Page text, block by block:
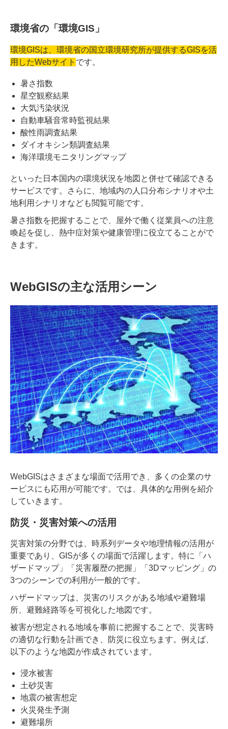
環境省の「環境GIS」
環境GISは、環境省の国立環境研究所が提供するGISを活
用したWebサイト です。
暑さ指数
星空観察結果
大気汚染状況
自動車騒音常時監視結果
酸性雨調査結果
ダイオキシン類調査結果
海洋環境モニタリングマップ
といった日本国内の環境状況を地図と併せて確認できる
サービスです。さらに、地域内の人口分布シナリオや土
地利用シナリオなども閲覧可能です。
暑さ指数を把握することで、屋外で働く従業員への注意
喚起を促し、熱中症対策や健康管理に役立てることがで
きます。
WebGISの主な活用シーン
WebGISはさまざまな場面で活用でき、多くの企業のサ
ービスにも応用が可能です。では、具体的な用例を紹介
していきます。
防災・災害対策への活用
災害対策の分野では、時系列データや地理情報の活用が
重要であり、GISが多くの場面で活躍します。特に「ハ
ザードマップ」「災害履歴の把握」「3Dマッピング」の
3つのシーンでの利用が一般的です。
ハザードマップは、災害のリスクがある地域や避難場
所、避難経路等を可視化した地図です。
被害が想定される地域を事前に把握することで、災害時
の適切な行動を計画でき、防災に役立ちます。例えば、
以下のような地図が作成されています。
浸水被害
土砂災害
地震の被害想定
火災発生予測
避難場所